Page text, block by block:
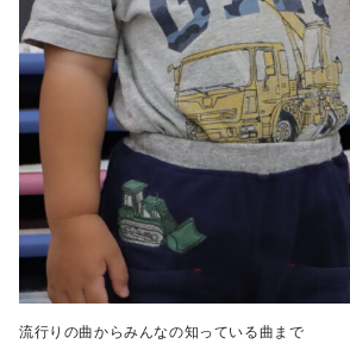
流行りの曲からみんなの知っている曲まで